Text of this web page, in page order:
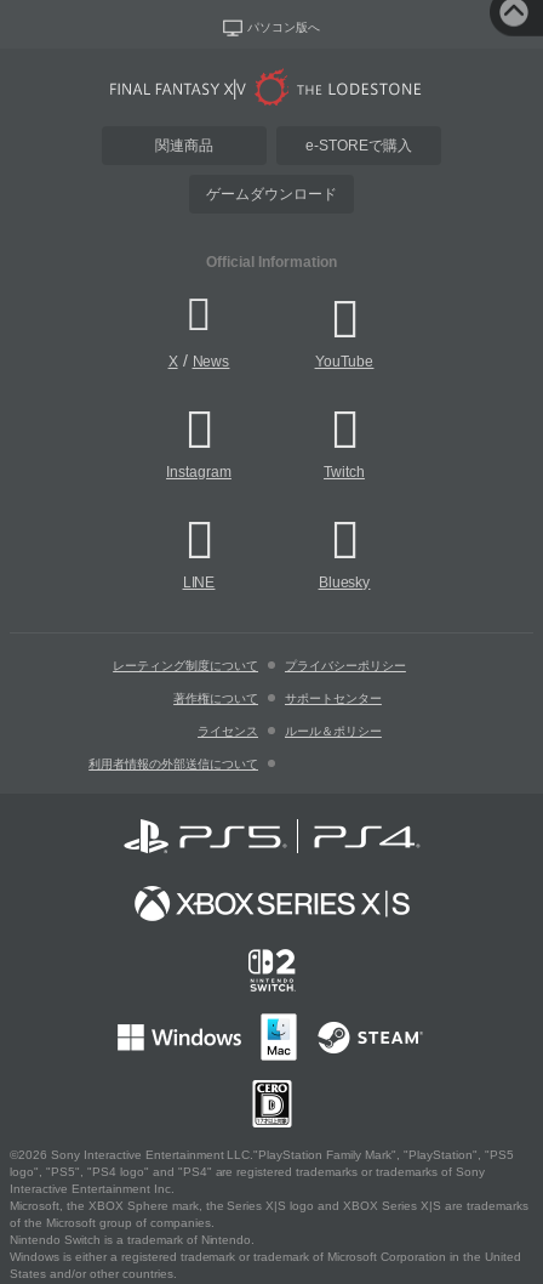
パソコン版へ
関連商品 e-STOREで購入
ゲームダウンロード
Official Information
X/ News YouTube
Instagram Twitch
LINE Bluesky
レーティング制度について プライバシーポリシー
著作権について サポートセンター
ライセンス ルール＆ポリシー
利用者情報の外部送信について
©2026 Sony Interactive Entertainment LLC."PlayStation Family Mark", "PlayStation", "PS5
logo", "PS5", "PS4 logo" and "PS4" are registered trademarks or trademarks of Sony
Interactive Entertainment Inc.
Microsoft, the XBOX Sphere mark, the Series X|S logo and XBOX Series X|S are trademarks
of the Microsoft group of companies.
Nintendo Switch is a trademark of Nintendo.
Windows is either a registered trademark or trademark of Microsoft Corporation in the United
States and/or other countries.